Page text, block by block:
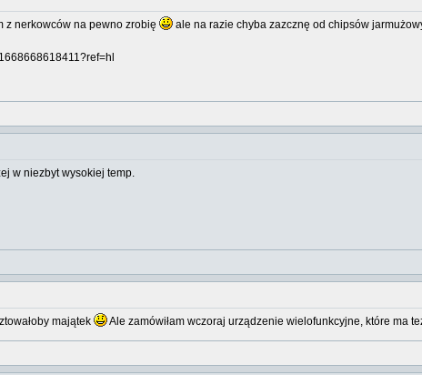
z nerkowców na pewno zrobię
ale na razie chyba zazcznę od chipsów
w niezbyt wysokiej temp.
majątek Ale zamówiłam wczoraj urządzenie wielofunkcyjne, które ma